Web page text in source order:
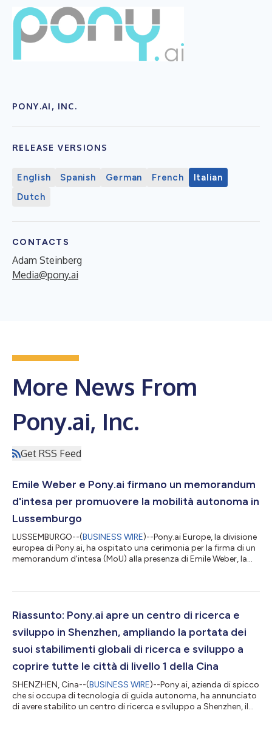
PONY.AI, INC.
RELEASE VERSIONS
English Spanish German French
Italian
Dutch
CONTACTS
Adam Steinberg
Media@pony.ai
More News From
Pony.ai, Inc.
Get RSS Feed
Emile Weber e Pony.ai firmano un memorandum
d'intesa per promuovere la mobilità autonoma in
Lussemburgo
LUSSEMBURGO--(BUSINESS WIRE)--Pony.ai Europe, la divisione
europea di Pony.ai, ha ospitato una cerimonia per la firma di un
memorandum d'intesa (MoU) alla presenza di Emile Weber, la
nel Granducato. Il sodalizio tra Pony.ai Europe ed Emile Weber
veicoli autonomi in Lussemburgo e fa seguito a un MoU del
Riassunto: Pony.ai apre un centro di ricerca e
sviluppo in Shenzhen, ampliando la portata dei
suoi stabilimenti globali di ricerca e sviluppo a
coprire tutte le città di livello 1 della Cina
SHENZHEN, Cina--(BUSINESS WIRE)--Pony.ai, azienda di spicco
che si occupa di tecnologia di guida autonoma, ha annunciato
di avere stabilito un centro di ricerca e sviluppo a Shenzhen, il